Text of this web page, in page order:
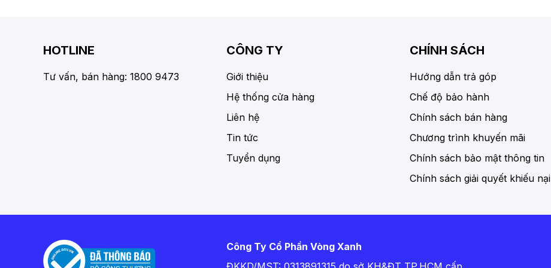
HOTLINE
Tư vấn, bán hàng: 1800 9473
CÔNG TY
Giới thiệu
Hệ thống cửa hàng
Liên hệ
Tin tức
Tuyển dụng
CHÍNH SÁCH
Hướng dẫn trả góp
Chế độ bảo hành
Chính sách bán hàng
Chương trình khuyến mãi
Chính sách bảo mật thông tin
Chính sách giải quyết khiếu nại
Công Ty Cổ Phần Vòng Xanh